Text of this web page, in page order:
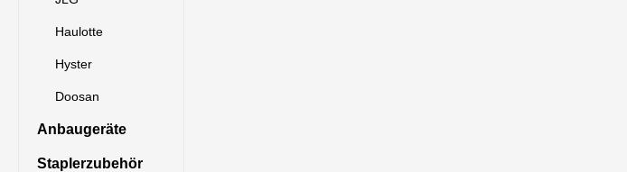
Haulotte
Hyster
Doosan
Anbaugeräte
Staplerzubehör